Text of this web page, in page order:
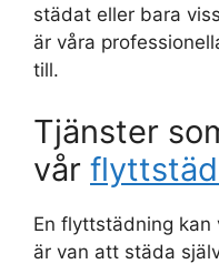
städat eller bara
är våra
till.
Tjänster
vår
En flyttstädning kan
är van att städa